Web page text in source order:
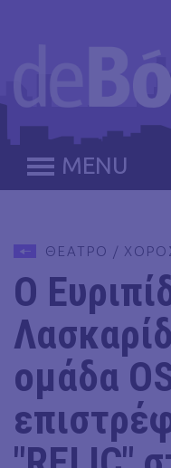
MENU
ΘΕΑΤΡΟ /
Ο
ομάδα